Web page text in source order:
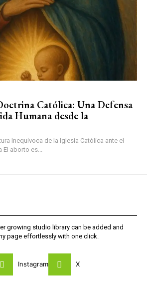
Católica: Una Defensa
Humana desde la
Inequívoca de la Iglesia Católica ante el
Don Sagrado de la Vida El aborto es...
growing studio library can be added and
page effortlessly with one click.
Instagram X